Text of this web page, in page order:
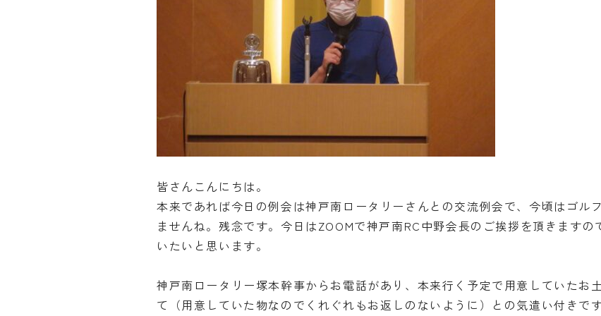
皆さんこんにちは。
本来であれば今日の例会は神戸南ロータリーさんとの交流例会で、今頃はゴル
ませんね。残念です。今日はZOOMで神戸南RC中野会長のご挨拶を頂きます
いたいと思います。
神戸南ロータリー塚本幹事からお電話があり、本来行く予定で用意していたお
て（用意していた物なのでくれぐれもお返しのないように）との気遣い付きで